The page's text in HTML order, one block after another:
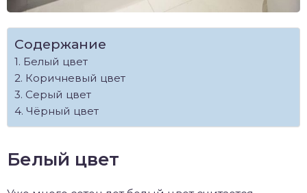
Содержание
Белый цвет
Коричневый цвет
Серый цвет
Чёрный цвет
Белый цвет